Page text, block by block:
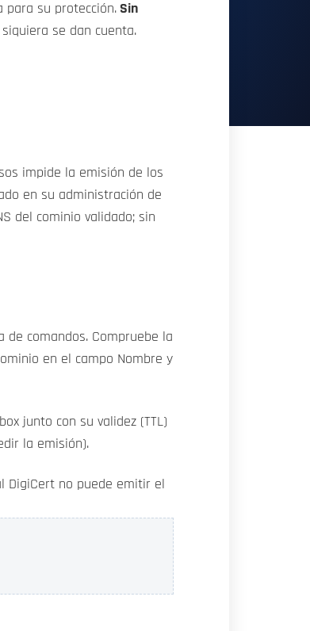
su protección. Sin
se dan cuenta.
impide la emisión de los
en su administración de
del cominio validado; sin
comandos. Compruebe la
en el campo Nombre y
junto con su validez (TTL)
la emisión).
DigiCert no puede emitir el